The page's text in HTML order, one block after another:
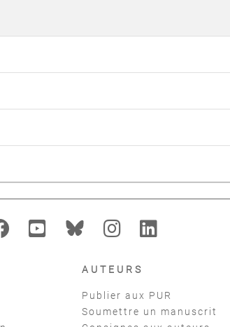
AUTEURS
Publier aux PUR
Soumettre un manuscrit